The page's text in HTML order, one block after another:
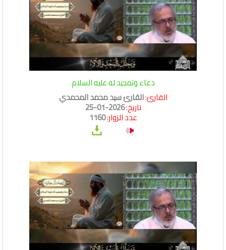
دعاء وتمجيد له عليه السلام
القارئ:القارئ سيد محمد المحمدي
تاريخ:2026-01-25
عدد الزوار:1160